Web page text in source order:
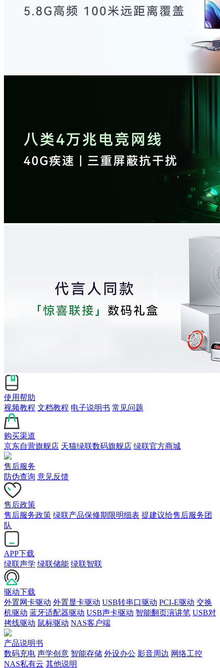
使用帮助
视频教程 文档教程 电子说明书 常见问题
购买渠道
京东自营旗舰店 天猫绿联数码旗舰店 绿联官方商城
售后服务
防伪查询 意见反馈
售后政策
售后服务政策 绿联产品保修期限明细表 提建议给售后服务团
队
APP下载
绿联声学 绿联储能 绿联智联
驱动下载
外置网卡驱动 外置显卡驱动 USB转串口驱动 PCI-E驱动 交换
机驱动 蓝牙适配器驱动 USB声卡驱动 智能翻页演讲笔 USB对
拷线驱动 鼠标驱动 NAS客户端
产品说明书
数码充电 声学创意 智能存储 外设办公 影音周边 网络工控
NAS私有云 其他说明